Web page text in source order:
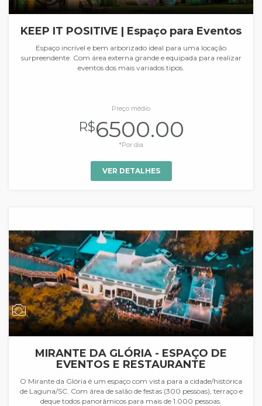
KEEP IT POSITIVE | Espaço para Eventos
Espaço incrível e bem arborizado ideal para uma locação
surpreendente. Com área externa grande e equipada para realizar
eventos dos mais variados tipos.
Preço médio
R$6500.00
*Por dia
VER DETALHES
MIRANTE DA GLÓRIA - ESPAÇO DE
EVENTOS E RESTAURANTE
O Mirante da Glória é um espaço com vista para a cidade/histórica
de Laguna/SC. Com área de salão de festas (300 pessoas), terraço e
deque todos panorâmicos para mais de 1.000 pessoas.